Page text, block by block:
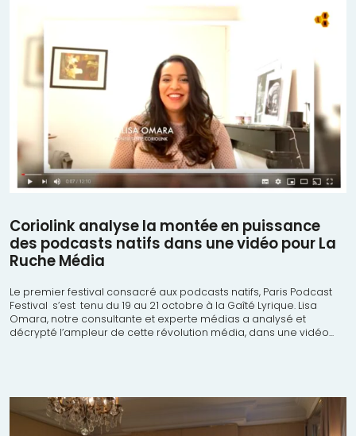
Coriolink analyse la montée en puissance
des podcasts natifs dans une vidéo pour La
Ruche Média
Le premier festival consacré aux podcasts natifs, Paris Podcast
Festival s’est tenu du 19 au 21 octobre à la Gaîté Lyrique. Lisa
Omara, notre consultante et experte médias a analysé et
décrypté l’ampleur de cette révolution média, dans une vidéo...